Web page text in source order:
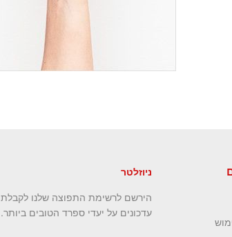
ניוזלטר
הירשם לרשימת התפוצה שלנו לקבלת
עדכונים על יעדי ספרד הטובים ביותר.